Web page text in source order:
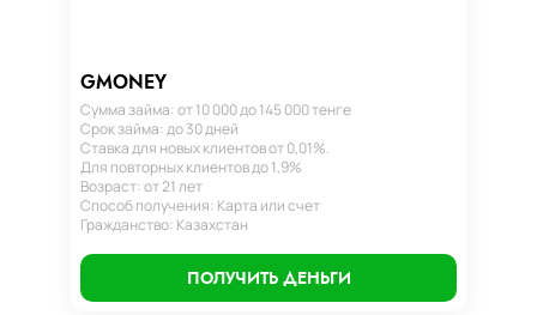
GMONEY
Сумма займа: от 10 000 до 145 000 тенге
Срок займа: до 30 дней
Ставка для новых клиентов от 0,01%.
Для повторных клиентов до 1,9%
Возраст: от 21 лет
Способ получения: Карта или счет
Гражданство: Казахстан
ПОЛУЧИТЬ ДЕНЬГИ